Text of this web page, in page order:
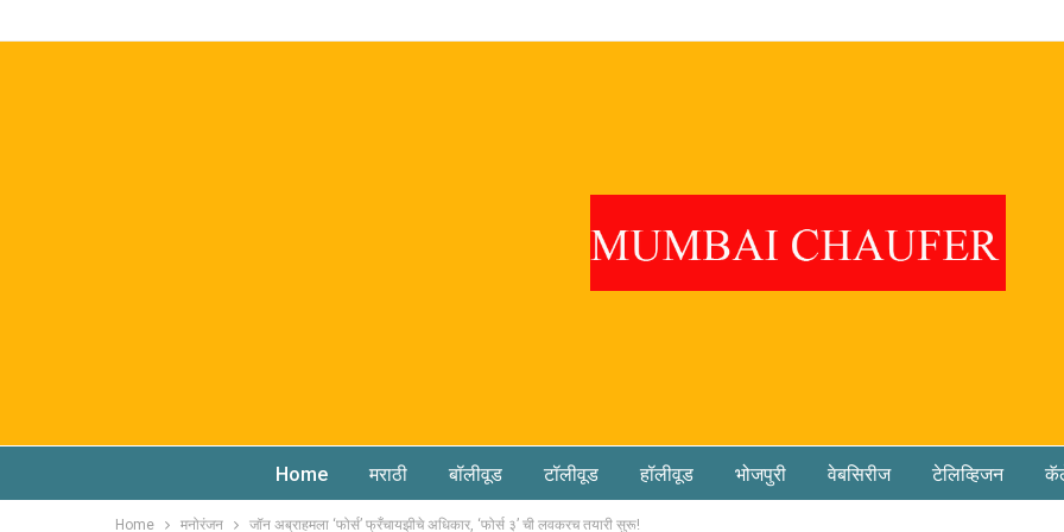
Home मराठी बॉलीवूड टॉलीवूड हॉलीवूड भोजपुरी वेबसिरीज टेलिव्हिजन
Home मनोरंजन जॉन अब्राहमला ‘फोर्स’ फ्रँचायझीचे अधिकार, ‘फोर्स ३’ ची लवकरच तयारी सुरू!